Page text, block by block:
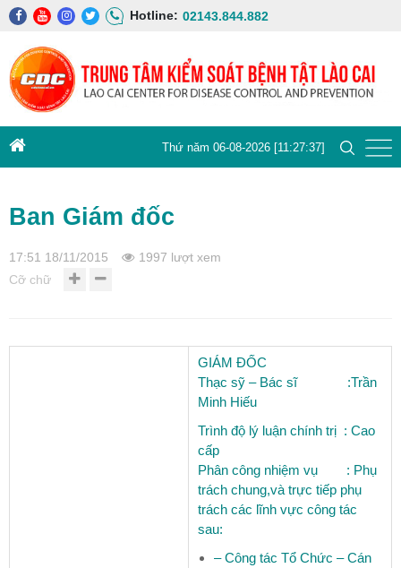
Hotline: 02143.844.882
Thứ năm 06-08-2026 [11:27:38]
Ban Giám đốc
17:51 18/11/2015
1997 lượt xem
Cỡ chữ
GIÁM ĐỐC
Thạc sỹ – Bác sĩ :Trần
Minh Hiếu
Trình độ lý luận chính trị : Cao
cấp
Phân công nhiệm vụ : Phụ
trách chung,và trực tiếp phụ
trách các lĩnh vực công tác
sau:
– Công tác Tổ Chức – Cán